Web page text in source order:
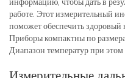
работе. Этот измерительный
поможет обеспечить
Приборы компактны по
Диапазон температур при